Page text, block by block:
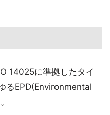
14025に準拠したタイ
るEPD(Environmental